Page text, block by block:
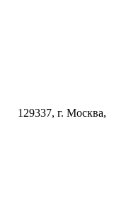
129337, г. Москва,